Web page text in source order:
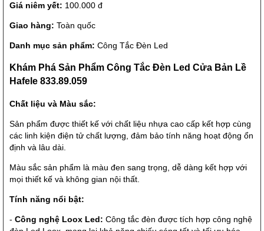
Giá niêm yết: 100.000 đ
Giao hàng: Toàn quốc
Danh mục sản phẩm: Công Tắc Đèn Led
Khám Phá Sản Phẩm Công Tắc Đèn Led Cửa Bản Lề
Hafele 833.89.059
Chất liệu và Màu sắc:
Sản phẩm được thiết kế với chất liệu nhựa cao cấp kết hợp cùng
các linh kiện điện tử chất lượng, đảm bảo tính năng hoạt động ổn
định và lâu dài.
Màu sắc sản phẩm là màu đen sang trọng, dễ dàng kết hợp với
mọi thiết kế và không gian nội thất.
Tính năng nổi bật:
- Công nghệ Loox Led: Công tắc đèn được tích hợp công nghệ